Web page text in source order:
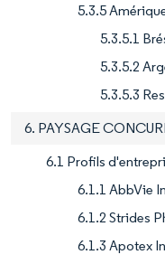
5.3.5
5.3.5.1
5.3.5.2
5.3.5.3
6. PAYSAGE
6.1 Profils
6.1.1 AbbVie
6.1.2 Strides
6.1.3 Apotex